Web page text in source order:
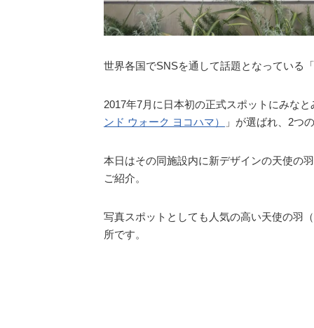
世界各国でSNSを通して話題となっている「
2017年7月に日本初の正式スポットにみな
ンド ウォーク ヨコハマ）
」が選ばれ、2つ
本日はその同施設内に新デザインの天使の
ご紹介。
写真スポットとしても人気の高い天使の羽
所です。